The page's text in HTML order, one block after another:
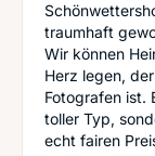
traumhaft
Wir können
Herz legen,
Fotografen ist.
toller Typ,
echt fairen